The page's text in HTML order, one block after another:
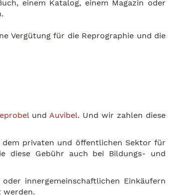
einem Katalog, einem Magazin oder
Vergütung für die Reprographie und die
undAuvibel. Und wir zahlen diese
privaten und öffentlichen Sektor für
diese Gebühr auch bei Bildungs- und
innergemeinschaftlichen Einkäufern
werden.